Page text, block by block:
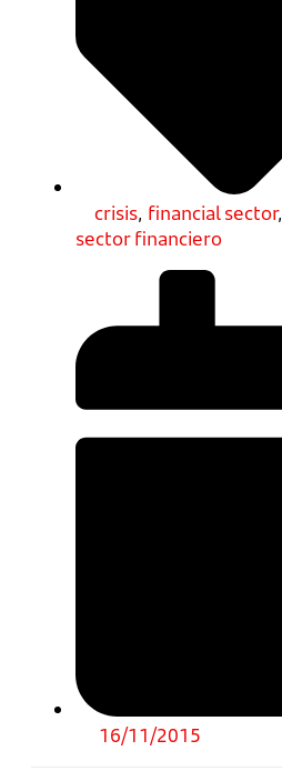
crisis, financial sector,
sector financiero
16/11/2015